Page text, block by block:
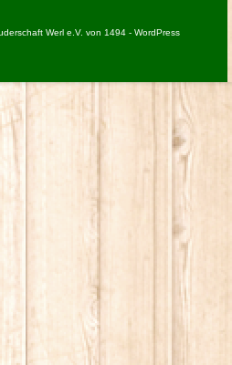
Werl e.V. von 1494 - WordPress